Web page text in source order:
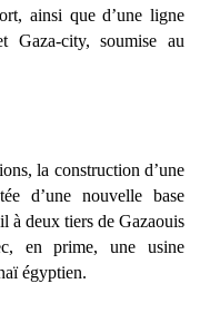
ainsi que d’une ligne
Gaza-city, soumise au
la construction d’une
d’une nouvelle base
à deux tiers de Gazaouis
en prime, une usine
égyptien.